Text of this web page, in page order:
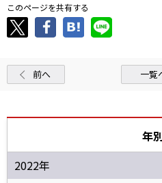
このページを共有する
前へ 一覧
年
2022年